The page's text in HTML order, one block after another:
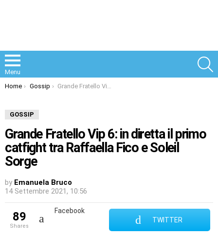
Menu
You are here:
Home Gossip Grande Fratello Vip 6: in diretta il primo catfight tra Raffaella Fico e Soleil Sorge
GOSSIP
Grande Fratello Vip 6: in diretta il primo
catfight tra Raffaella Fico e Soleil
Sorge
by Emanuela Bruco
14 Settembre 2021, 10:56
89
shares
Facebook
TWITTER